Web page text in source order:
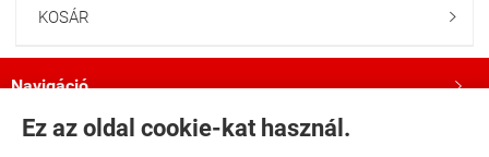
Ez az oldal cookie-kat használ.
KOSÁR 
Navigáció 
Saját fiók